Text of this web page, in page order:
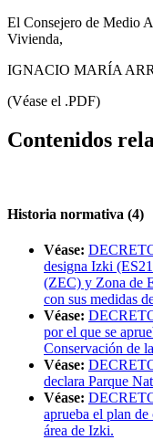
El Consejero de Medio
Vivienda,
IGNACIO MARÍA
(Véase el .PDF)
Contenidos
Historia normativa (4)
Véase:
designa Izki
(ZEC) y Zona de
con sus medidas
Véase:
por el que se
Conservación de
Véase:
declara Parque
Véase:
aprueba el plan de
área de Izki.